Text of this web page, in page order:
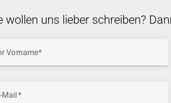
wollen uns lieber schreiben?
Vorname
Mail